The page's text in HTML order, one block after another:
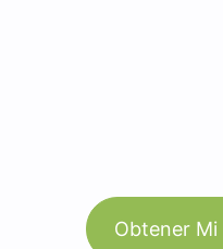
Obtener Mi